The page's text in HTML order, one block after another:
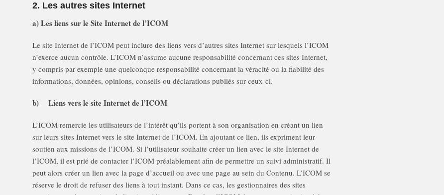
2. Les autres sites Internet
a) Les liens sur le Site Internet de l’ICOM
Le site Internet de l’ICOM peut inclure des liens vers d’autres sites Internet sur lesquels l’ICOM
n’exerce aucun contrôle. L’ICOM n’assume aucune responsabilité concernant ces sites Internet,
y compris par exemple une quelconque responsabilité concernant la véracité ou la fiabilité des
informations, données, opinions, conseils ou déclarations publiés sur ceux-ci.
b) Liens vers le site Internet de l’ICOM
L’ICOM remercie les utilisateurs de l’intérêt qu’ils portent à son organisation en créant un lien
sur leurs sites Internet vers le site Internet de l’ICOM. En ajoutant ce lien, ils expriment leur
soutien aux missions de l’ICOM. Si l’utilisateur souhaite créer un lien avec le site Internet de
l’ICOM, il est prié de contacter l’ICOM préalablement afin de permettre un suivi administratif. Il
peut alors créer un lien avec la page d’accueil ou avec une page au sein du Contenu. L’ICOM se
réserve le droit de refuser des liens à tout instant. Dans ce cas, les gestionnaires des sites